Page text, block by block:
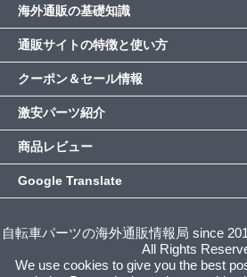
海外通販の基礎知識
通販サイトの特徴と使い方
クーポン＆セール情報
激安パーツ紹介
商品レビュー
Google Translate
自転車パーツの海外通販情報局 since
All Rights
We use cookies to give you the best